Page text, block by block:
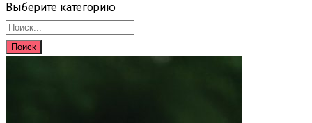
Выберите категорию
Поиск